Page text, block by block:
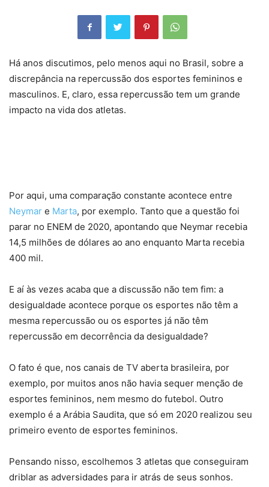
Há anos discutimos, pelo menos aqui no Brasil, sobre a
discrepância na repercussão dos esportes femininos e
masculinos. E, claro, essa repercussão tem um grande
impacto na vida dos atletas.
Por aqui, uma comparação constante acontece entre
Neymar e Marta, por exemplo. Tanto que a questão foi
parar no ENEM de 2020, apontando que Neymar recebia
14,5 milhões de dólares ao ano enquanto Marta recebia
400 mil.
E aí às vezes acaba que a discussão não tem fim: a
desigualdade acontece porque os esportes não têm a
mesma repercussão ou os esportes já não têm
repercussão em decorrência da desigualdade?
O fato é que, nos canais de TV aberta brasileira, por
exemplo, por muitos anos não havia sequer menção de
esportes femininos, nem mesmo do futebol. Outro
exemplo é a Arábia Saudita, que só em 2020 realizou seu
primeiro evento de esportes femininos.
Pensando nisso, escolhemos 3 atletas que conseguiram
driblar as adversidades para ir atrás de seus sonhos.